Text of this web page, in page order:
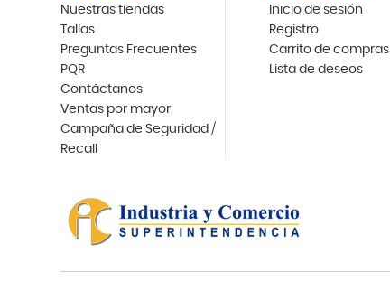
Nuestras tiendas
Tallas
Preguntas Frecuentes
PQR
Contáctanos
Ventas por mayor
Campaña de Seguridad /
Recall
Inicio de sesión
Registro
Carrito de compras
Lista de deseos